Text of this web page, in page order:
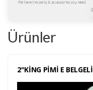
Ürünler
2"KİNG PİMİ E BELGELİ